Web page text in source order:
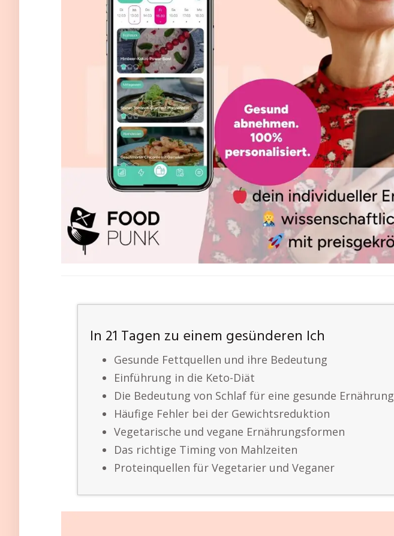
In 21 Tagen zu einem gesünderen Ich
Gesunde Fettquellen und ihre Bedeutung
Einführung in die Keto-Diät
Die Bedeutung von Schlaf für eine gesunde Ernährung
Häufige Fehler bei der Gewichtsreduktion
Vegetarische und vegane Ernährungsformen
Das richtige Timing von Mahlzeiten
Proteinquellen für Vegetarier und Veganer